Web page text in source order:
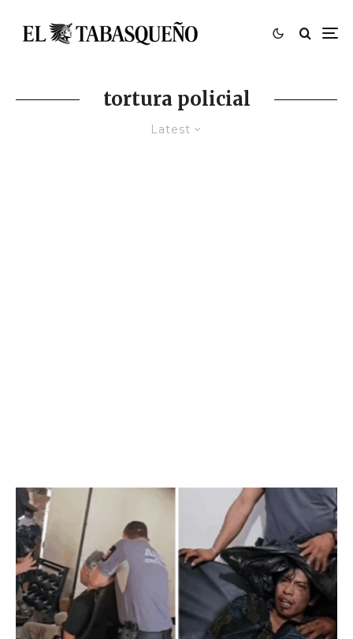
tortura policial
Latest